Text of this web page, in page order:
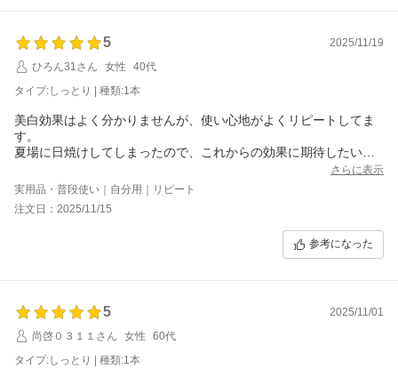
5
2025/11/19
ひろん31さん
女性
40代
タイプ:しっとり | 種類:1本
美白効果はよく分かりませんが、使い心地がよくリピートしてま
す。
夏場に日焼けしてしまったので、これからの効果に期待したいで
さらに表示
実用品・普段使い｜自分用｜リピート
注文日：2025/11/15
参考になった
5
2025/11/01
尚啓０３１１さん
女性
60代
タイプ:しっとり | 種類:1本